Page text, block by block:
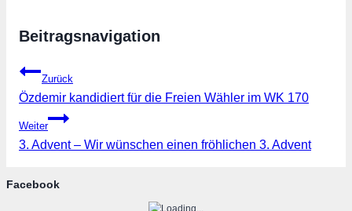
Beitragsnavigation
Zurück
Özdemir kandidiert für die Freien Wähler im WK 170
Weiter
3. Advent – Wir wünschen einen fröhlichen 3. Advent
Facebook